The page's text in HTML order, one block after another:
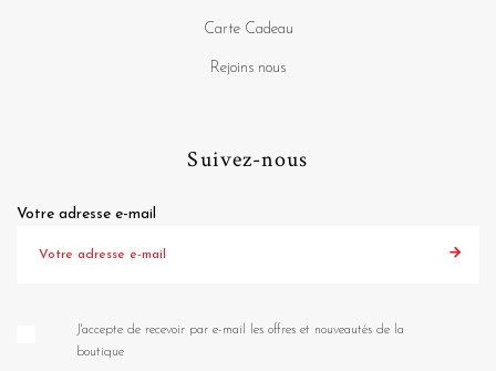
Carte Cadeau
Rejoins nous
Suivez-nous
Votre adresse e-mail
J'accepte de recevoir par e-mail les offres et nouveautés de la
boutique